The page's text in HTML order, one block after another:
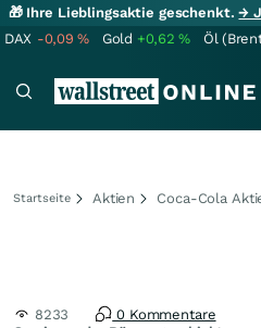
🎁 Ihre Lieblingsaktie geschenkt.→
DAX -0,09% Gold +0,62% Öl
Startseite Aktien Coca-Cola
8233 0 Kommentare